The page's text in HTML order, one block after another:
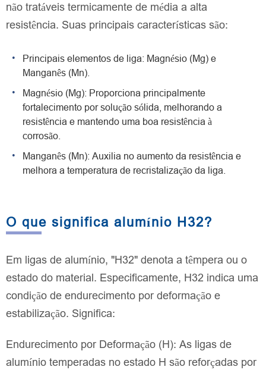
não tratáveis termicamente de média a alta
resistência. Suas principais características são:
Principais elementos de liga: Magnésio (Mg) e
Manganês (Mn).
Magnésio (Mg): Proporciona principalmente
fortalecimento por solução sólida, melhorando a
resistência e mantendo uma boa resistência à
corrosão.
Manganês (Mn): Auxilia no aumento da resistência e
melhora a temperatura de recristalização da liga.
O que significa alumínio H32?
Em ligas de alumínio, "H32" denota a têmpera ou o
estado do material. Especificamente, H32 indica uma
condição de endurecimento por deformação e
estabilização. Significa:
Endurecimento por Deformação (H): As ligas de
alumínio temperadas no estado H são reforçadas por